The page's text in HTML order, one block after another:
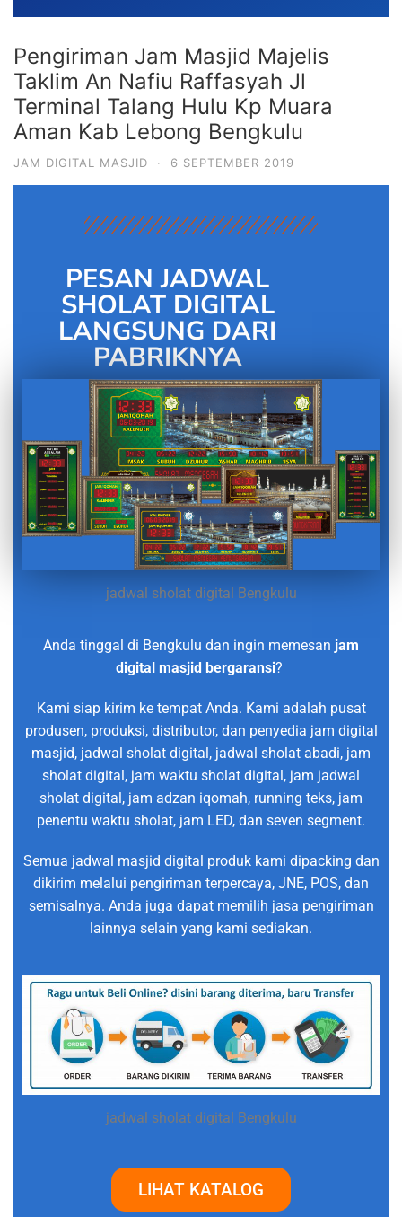
Pengiriman Jam Masjid Majelis
Taklim An Nafiu Raffasyah Jl
Terminal Talang Hulu Kp Muara
Aman Kab Lebong Bengkulu
JAM DIGITAL MASJID · 6 SEPTEMBER 2019
PESAN JADWAL
SHOLAT DIGITAL
LANGSUNG DARI
PABRIKNYA
jadwal sholat digital Bengkulu
Anda tinggal di Bengkulu dan ingin memesan jam
digital masjid bergaransi?
Kami siap kirim ke tempat Anda. Kami adalah pusat
produsen, produksi, distributor, dan penyedia jam digital
masjid, jadwal sholat digital, jadwal sholat abadi, jam
sholat digital, jam waktu sholat digital, jam jadwal
sholat digital, jam adzan iqomah, running teks, jam
penentu waktu sholat, jam LED, dan seven segment.
Semua jadwal masjid digital produk kami dipacking dan
dikirim melalui pengiriman terpercaya, JNE, POS, dan
semisalnya. Anda juga dapat memilih jasa pengiriman
lainnya selain yang kami sediakan.
jadwal sholat digital Bengkulu
LIHAT KATALOG